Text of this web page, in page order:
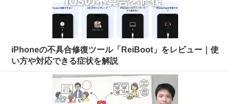
iPhoneの不具合修復ツール「ReiBoot」をレビュー｜使
い方や対応できる症状を解説